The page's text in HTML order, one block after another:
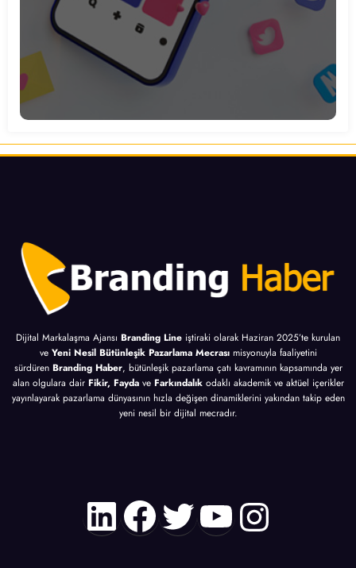
Dijital Markalaşma Ajansı Branding Line iştiraki olarak Haziran 2025’te kurulan
ve Yeni Nesil Bütünleşik Pazarlama Mecrası misyonuyla faaliyetini
sürdüren Branding Haber, bütünleşik pazarlama çatı kavramının kapsamında yer
alan olgulara dair Fikir, Fayda ve Farkındalık odaklı akademik ve aktüel içerikler
yayınlayarak pazarlama dünyasının hızla değişen dinamiklerini yakından takip eden
yeni nesil bir dijital mecradır.
LinkedIn
Facebook
Twitter
YouTube